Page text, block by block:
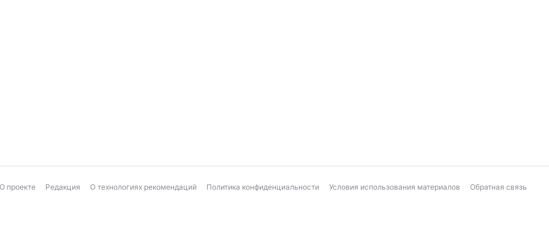
О проекте Редакция О технологиях рекомендаций Политика конфиденциальности Условия использования материалов Обратная связь